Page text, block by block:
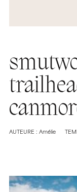
AUTEURE : Amélie